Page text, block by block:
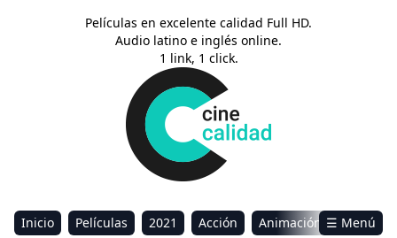
Películas en excelente calidad Full HD.
Audio latino e inglés online.
1 link, 1 click.
Inicio Películas 2021 Acción
Animación ☰ Menú